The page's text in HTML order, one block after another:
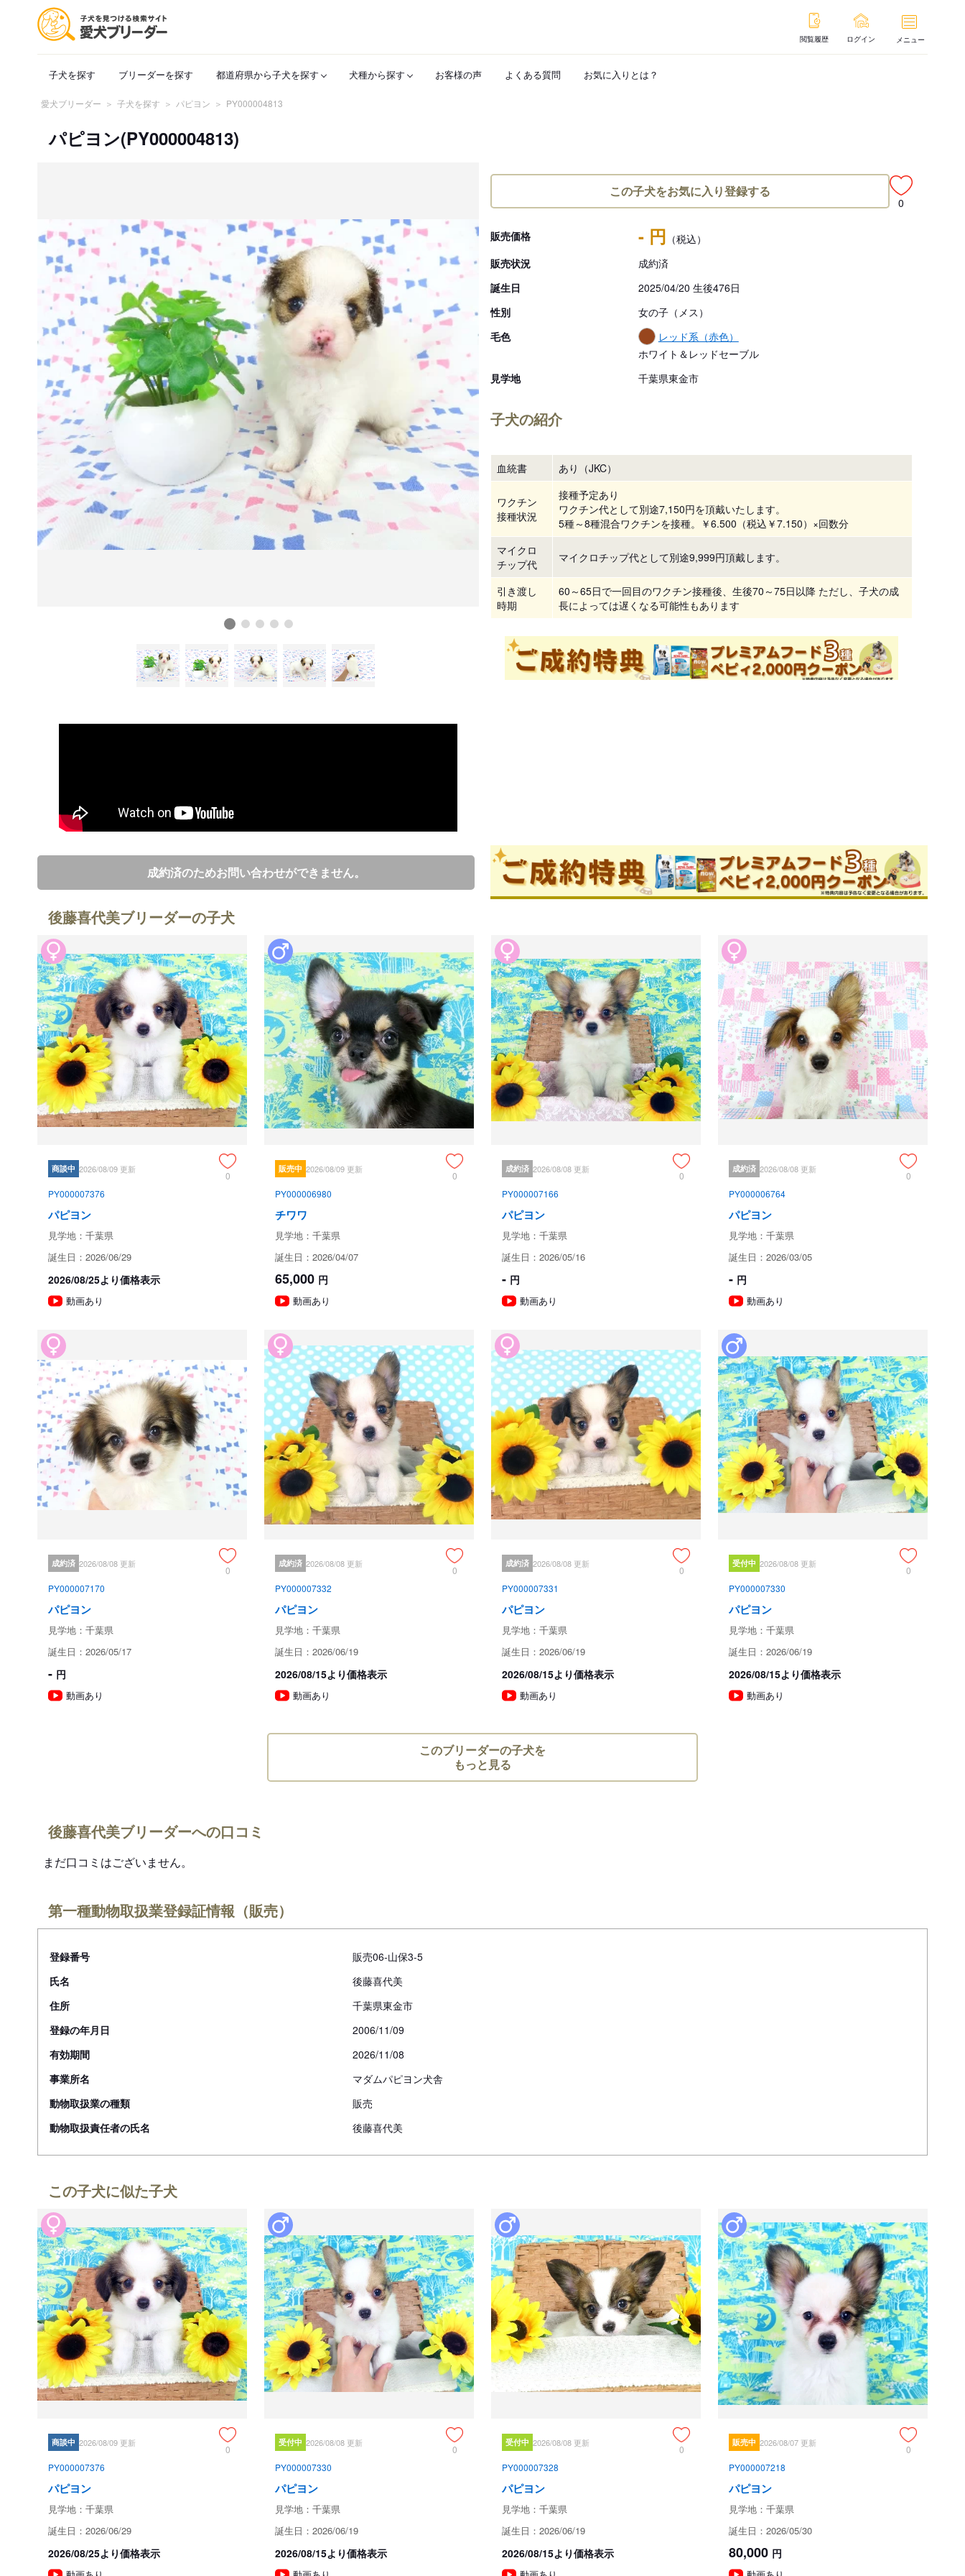
閲覧履歴 ログイン メニュー
子犬を探す ブリーダーを探す 都道府県から子犬を探す 犬種から探す お客様の声 よくある質問 お気に入りとは？
愛犬ブリーダー 子犬を探す パピヨン PY000004813
パピヨン(PY000004813)
この子犬をお気に入り登録する
0
販売価格 - 円 （税込）
販売状況
成約済
誕生日
2025/04/20 生後476日
性別
女の子（メス）
毛色
レッド系（赤色）
ホワイト＆レッドセーブル
見学地
千葉県東金市
子犬の紹介
血統書 あり（JKC）
ワクチン
接種状況
接種予定あり
ワクチン代として別途7,150円を頂戴いたします。
5種～8種混合ワクチンを接種。￥6.500（税込￥7.150）×回数分
マイクロ
チップ代
マイクロチップ代として別途9,999円頂戴します。
引き渡し
時期
60～65日で一回目のワクチン接種後、生後70～75日以降 ただし、子犬の成
長によっては遅くなる可能性もあります
このブリーダーの詳細
ブリーダーからの紹介文
父　ルッコラ　イギリスチャンピオンアークとイギリスチャンピオン＆JKCチャンピオンユリ
シスの血統
母　イギリスチャンピオンアークとイギリスチャンピオン＆JKCチャンピオンユリシスの血統
イギリス×イギリスのラインブリード
成長時の予想体重は3～4キロ
5/21現在の体重は0.83ｋｇです。
モレラがありますが成長とともに消える可能性がございます。
注意深く、丁寧に観察してお世話をしております。
子犬ちゃんは人間同様、個人差がありますので、子犬ちゃんのお世話の仕方、お食事あげ方は
ご見学時、お迎え時などに担当のスタッフより詳しくお伝えいたしますのでなんでもご遠慮な
JKCの全犬種審査員資格者と単犬種パピヨン審査員資格者が在舎しておりますので、パピヨン
当犬舎はパピヨン一筋50年を超える日本で一番歴史のあるパピヨン専門犬舎です。
犬舎号と登録は1970.10/19です。
日本中の国産のパピヨンで当犬舎の血統が入っていない犬は存在しません。
血統書発行団体ＪＫＣより下記表彰を受けております。
JKC特別繁殖奨励賞第1位受賞 犬舎
JKCパピヨン犬種表彰受賞　犬舎
ご見学は大歓迎ですのでどうぞご連絡の上、おいでください。365日年中無休です。
2013年9月1日より「動物の愛護と管理に関する法律」の改正によって、「生体販売時の現物
確認・対面販売」が義務規定となりましたので、最低一度は直接犬舎までご来舎いただかなく
てはなりません。従いまして今までのようにネットで写真、動画をご覧になっただけではご購
入ができなくなりました。これはすべてのブリーダー・ペットショップも例外がありませんの
で、ご理解、ご協力のほど御願い申し上げます。
スタッフの取得資格 （社)JKC 全犬種審査員２名（社)JKC 単犬種パピヨン審査員１名
(国)　動物看護師統一認定機構　愛玩動物看護師国家資格取得（社)JKC スチュアート１名
（社)JKC A級ハンドラー1名 （社)JKC C級ハンドラー1名（社）日本愛玩動物協会 愛玩動物飼
養管理士2級3名
成約済のためお問い合わせができません。
保証とサポート
生体保証内容
「保証」
お引き渡し後、1週間以内に伝染性の病気によって死亡した場合、もしくは2週間以内に死亡
け付けせず、商談中の状態へと切り替えさせ
ていただきます。 残金につきましては引き渡し日当日にお支
払いください。
生体という特性上、日々成長変化しますので、やむを得ない
事情であってもお客様都合のキャンセルの場
合、予約金はご返金できませんのでご了承ください。
なお、生体なので当該犬が何らかの事情および当方のブリー
ダーとしての責任ある判断でお引渡しが不能
となる場合があるかもしれません。その際は予約金を返金す
ること
365日年中無休でございますが、午前中はわんこたちのお食事とお部屋のお掃除など世話で手
一杯のため午後に御願いいたします。ご見学は大歓迎です。
ただ、新型コロナウィルスの感染が終息しておりませんので、対応にご理解とご協力のほどお
願い申し上げます。
不織布マスクの着用と検温、手指消毒にご協力ください。
時節柄、仔犬にも親犬にも触れることはお控えいただいております。
成約済のためお問い合わせができません。
後藤喜代美ブリーダーの子犬
商談中 2026/08/09 更新
0
PY000007376
パピヨン
見学地：千葉県
誕生日：2026/06/29
2026/08/25より価格表示
動画あり
販売中 2026/08/09 更新
0
PY000006980
チワワ
見学地：千葉県
誕生日：2026/04/07
65,000 円
動画あり
成約済 2026/08/08 更新
0
PY000007166
パピヨン
見学地：千葉県
誕生日：2026/05/16
- 円
動画あり
成約済 2026/08/08 更新
0
PY000006764
パピヨン
見学地：千葉県
誕生日：2026/03/05
- 円
動画あり
成約済 2026/08/08 更新
0
PY000007170
パピヨン
見学地：千葉県
誕生日：2026/05/17
- 円
動画あり
成約済 2026/08/08 更新
0
PY000007332
パピヨン
見学地：千葉県
誕生日：2026/06/19
2026/08/15より価格表示
動画あり
成約済 2026/08/08 更新
0
PY000007331
パピヨン
見学地：千葉県
誕生日：2026/06/19
2026/08/15より価格表示
動画あり
受付中 2026/08/08 更新
0
PY000007330
パピヨン
見学地：千葉県
誕生日：2026/06/19
2026/08/15より価格表示
動画あり
このブリーダーの子犬を
もっと見る
後藤喜代美ブリーダーへの口コミ
まだ口コミはございません。
第一種動物取扱業登録証情報（販売）
登録番号
販売06-山保3-5
氏名
後藤喜代美
住所
千葉県東金市
登録の年月日
2006/11/09
有効期間
2026/11/08
事業所名
マダムパピヨン犬舎
動物取扱業の種類
販売
動物取扱責任者の氏名
後藤喜代美
この子犬に似た子犬
商談中 2026/08/09 更新
0
PY000007376
パピヨン
見学地：千葉県
誕生日：2026/06/29
2026/08/25より価格表示
受付中 2026/08/08 更新
0
PY000007330
パピヨン
見学地：千葉県
誕生日：2026/06/19
2026/08/15より価格表示
受付中 2026/08/08 更新
0
PY000007328
パピヨン
見学地：千葉県
誕生日：2026/06/19
2026/08/15より価格表示
販売中 2026/08/07 更新
0
PY000007218
パピヨン
見学地：千葉県
誕生日：2026/05/30
80,000 円